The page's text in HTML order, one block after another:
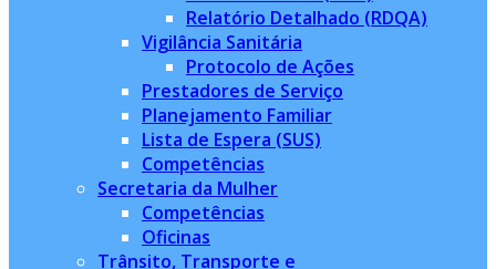
Relatório Detalhado (RDQA)
Vigilância Sanitária
Protocolo de Ações
Prestadores de Serviço
Planejamento Familiar
Lista de Espera (SUS)
Competências
Secretaria da Mulher
Competências
Oficinas
Trânsito, Transporte e